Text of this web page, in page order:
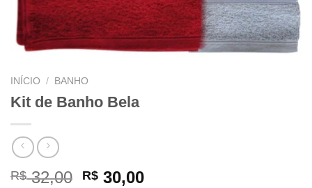
INÍCIO / BANHO
Kit de Banho Bela
R$32,00 O
R$ 30,00O